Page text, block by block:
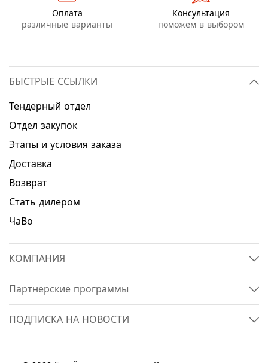
Оплата
различные варианты
Консультация
поможем в выбором
БЫСТРЫЕ ССЫЛКИ
Тендерный отдел
Отдел закупок
Этапы и условия заказа
Доставка
Возврат
Стать дилером
ЧаВо
КОМПАНИЯ
Партнерские программы
ПОДПИСКА НА НОВОСТИ